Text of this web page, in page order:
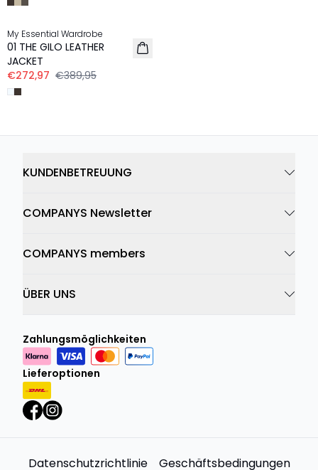
-30%
My Essential Wardrobe
01 THE GILO LEATHER
JACKET
€272,97 €389,95
KUNDENBETREUUNG
COMPANYS Newsletter
COMPANYS members
ÜBER UNS
Zahlungsmöglichkeiten
Lieferoptionen
Datenschutzrichtlinie Geschäftsbedingungen